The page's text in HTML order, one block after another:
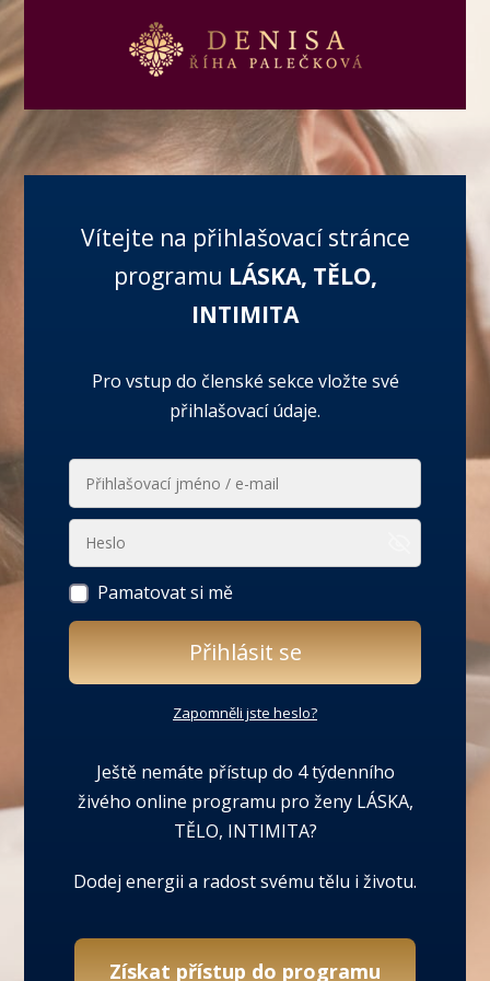
Vítejte na přihlašovací stránce
programu LÁSKA, TĚLO,
INTIMITA
Pro vstup do členské sekce vložte své
přihlašovací údaje.
Pamatovat si mě
Přihlásit se
Zapomněli jste heslo?
Ještě nemáte přístup do 4 týdenního
živého online programu pro ženy LÁSKA,
TĚLO, INTIMITA?
Dodej energii a radost svému tělu i životu.
Získat přístup do programu